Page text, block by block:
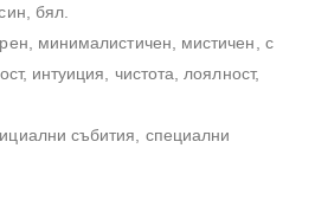
бял.
минималистичен, мистичен, с
интуиция, чистота, лоялност,
събития, специални